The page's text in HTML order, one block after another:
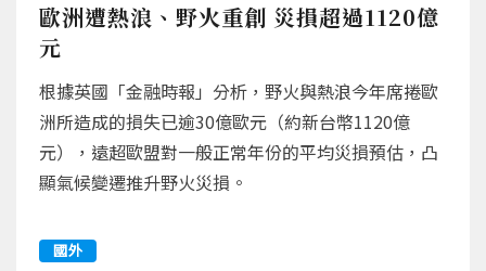
歐洲遭熱浪、野火重創 災損超過1120億
元
根據英國「金融時報」分析，野火與熱浪今年席捲歐
洲所造成的損失已逾30億歐元（約新台幣1120億
元），遠超歐盟對一般正常年份的平均災損預估，凸
顯氣候變遷推升野火災損。
國外